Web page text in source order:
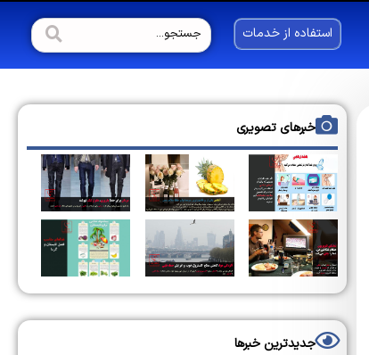
استفاده از خدمات
خبرهای تصویری
جدیدترین خبرها